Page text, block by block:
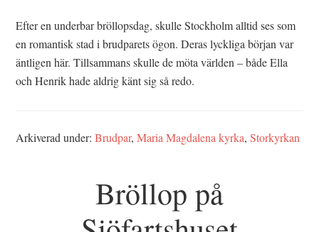
Efter en underbar bröllopsdag, skulle Stockholm alltid ses som
en romantisk stad i brudparets ögon. Deras lyckliga början var
äntligen här. Tillsammans skulle de möta världen – både Ella
och Henrik hade aldrig känt sig så redo.
Arkiverad under:Brudpar,Maria Magdalena kyrka,Storkyrkan
Bröllop på